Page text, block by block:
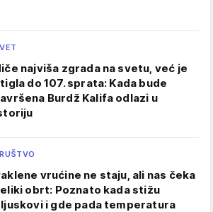
najviša zgrada na svetu, već je
do 107. sprata: Kada bude
Burdž Kalifa odlazi u
vrućine ne staju, ali nas čeka
obrt: Poznato kada stižu
i gde pada temperatura